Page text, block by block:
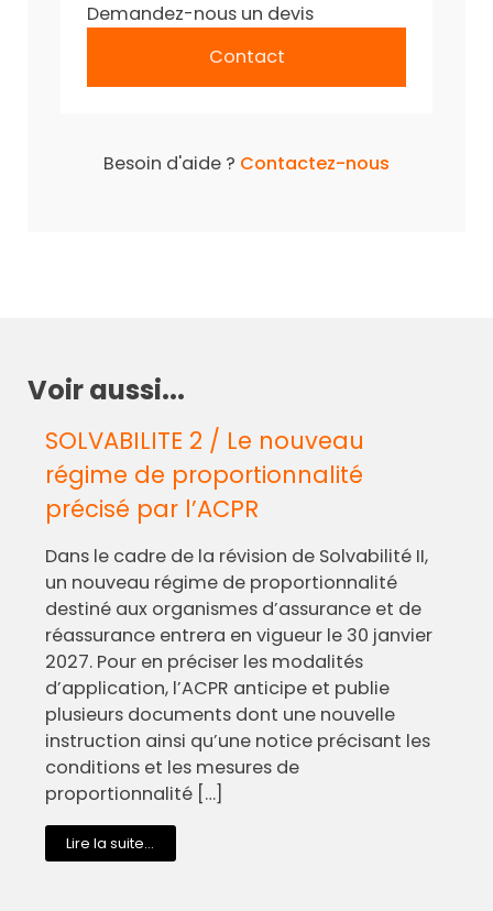
Demandez-nous un devis
Contact
Besoin d'aide ? Contactez-nous
Voir aussi...
SOLVABILITE 2 / Le nouveau
régime de proportionnalité
précisé par l’ACPR
Dans le cadre de la révision de Solvabilité II,
un nouveau régime de proportionnalité
destiné aux organismes d’assurance et de
réassurance entrera en vigueur le 30 janvier
2027. Pour en préciser les modalités
d’application, l’ACPR anticipe et publie
plusieurs documents dont une nouvelle
instruction ainsi qu’une notice précisant les
conditions et les mesures de
proportionnalité […]
Lire la suite...